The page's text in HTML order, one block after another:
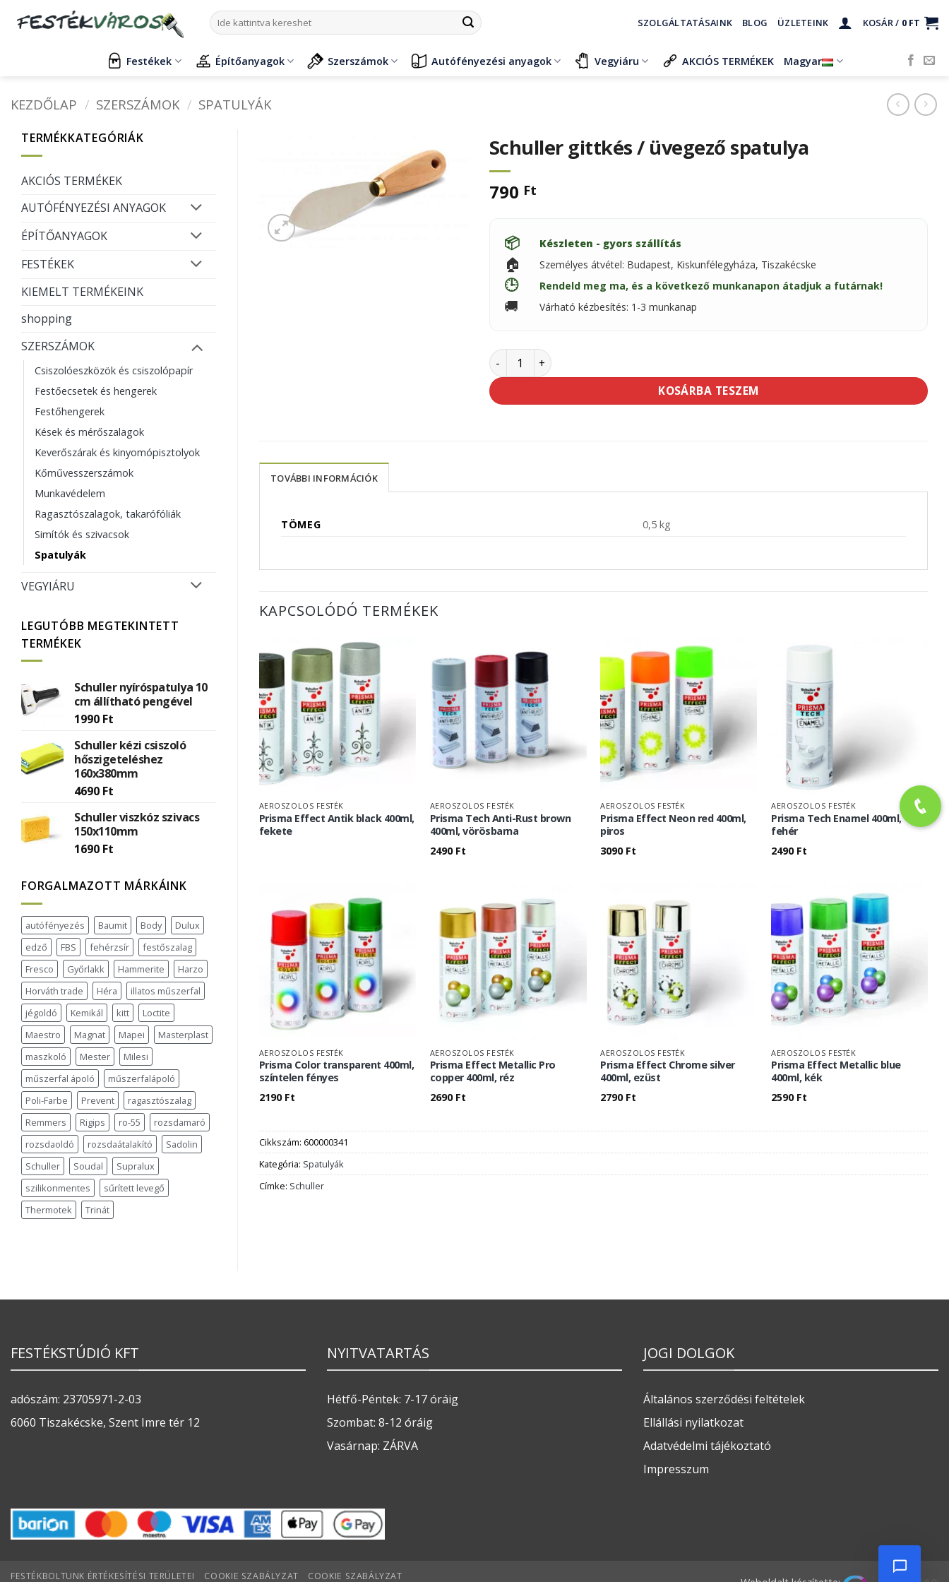
Keresés
a
SZOLGÁLTATÁSAINK BLOG ÜZLETEINK KOSÁR / 0 FT
Festékek Építőanyagok Szerszámok Autófényezési anyagok Vegyiáru AKCIÓS TERMÉKEK Magyar
KEZDŐLAP / SZERSZÁMOK / SPATULYÁK
TERMÉKKATEGÓRIÁK
AKCIÓS TERMÉKEK
AUTÓFÉNYEZÉSI ANYAGOK
ÉPÍTŐANYAGOK
FESTÉKEK
KIEMELT TERMÉKEINK
shopping
SZERSZÁMOK
Csiszolóeszközök és csiszolópapír
Festőecsetek és hengerek
Festőhengerek
Kések és mérőszalagok
Keverőszárak és kinyomópisztolyok
Kőművesszerszámok
Munkavédelem
Ragasztószalagok, takarófóliák
Simítók és szivacsok
Spatulyák
VEGYIÁRU
LEGUTÓBB MEGTEKINTETT
TERMÉKEK
Schuller nyíróspatulya 10
cm állítható pengével
1990 Ft
Schuller kézi csiszoló
hőszigeteléshez
160x380mm
4690 Ft
Schuller viszkóz szivacs
150x110mm
1690 Ft
FORGALMAZOTT MÁRKÁINK
autófényezés Baumit Body
Dulux
edző
FBS fehérzsír
festőszalag
Fresco
Győrlakk Hammerite
Harzo
Horváth trade
Héra
illatos műszerfal
jégoldó
Kemikál kitt
Loctite
Maestro
Magnat Mapei
Masterplast
maszkoló
Mester
Milesi
műszerfal ápoló
műszerfalápoló
Poli-Farbe
Prevent
ragasztószalag
Remmers
Rigips ro-55
rozsdamaró
rozsdaoldó
rozsdaátalakító
Sadolin
Schuller
Soudal
Supralux
szilikonmentes
sűrített levegő
Thermotek
Trinát
Schuller gittkés / üvegező spatulya
790 Ft
📦 Készleten - gyors szállítás
🏠 Személyes átvétel: Budapest, Kiskunfélegyháza, Tiszakécske
🕒 Rendeld meg ma, és a következő munkanapon átadjuk a futárnak!
🚚 Várható kézbesítés: 1-3 munkanap
Schuller gittkés / üvegező spatulya mennyiség
KOSÁRBA TESZEM
TOVÁBBI INFORMÁCIÓK
TÖMEG 0,5 kg
KAPCSOLÓDÓ TERMÉKEK
AEROSZOLOS FESTÉK
Prisma Effect Antik black 400ml,
fekete
AEROSZOLOS FESTÉK
Prisma Tech Anti-Rust brown
400ml, vörösbarna
2490 Ft
AEROSZOLOS FESTÉK
Prisma Effect Neon red 400ml,
piros
3090 Ft
AEROSZOLOS FESTÉK
Prisma Tech Enamel 400ml,
fehér
2490 Ft
AEROSZOLOS FESTÉK
Prisma Color transparent 400ml,
színtelen fényes
2190 Ft
AEROSZOLOS FESTÉK
Prisma Effect Metallic Pro
copper 400ml, réz
2690 Ft
AEROSZOLOS FESTÉK
Prisma Effect Chrome silver
400ml, ezüst
2790 Ft
AEROSZOLOS FESTÉK
Prisma Effect Metallic blue
400ml, kék
2590 Ft
Cikkszám: 600000341
Kategória: Spatulyák
Címke: Schuller
FESTÉKSTÚDIÓ KFT
adószám: 23705971-2-03
6060 Tiszakécske, Szent Imre tér 12
NYITVATARTÁS
Hétfő-Péntek: 7-17 óráig
Szombat: 8-12 óráig
Vasárnap: ZÁRVA
JOGI DOLGOK
Általános szerződési feltételek
Ellállási nyilatkozat
Adatvédelmi tájékoztató
Impresszum
FESTÉKBOLTUNK ÉRTÉKESÍTÉSI TERÜLETEI COOKIE SZABÁLYZAT COOKIE SZABÁLYZAT